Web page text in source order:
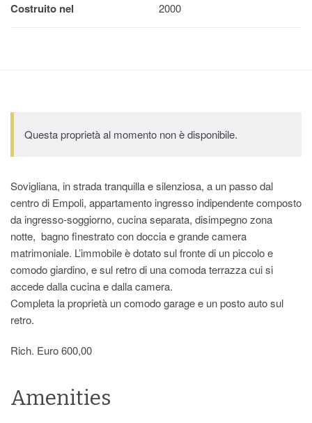
Costruito nel 2000
Questa proprietà al momento non è disponibile.
Sovigliana, in strada tranquilla e silenziosa, a un passo dal
centro di Empoli, appartamento ingresso indipendente composto
da ingresso-soggiorno, cucina separata, disimpegno zona
notte, bagno finestrato con doccia e grande camera
matrimoniale. L’immobile è dotato sul fronte di un piccolo e
comodo giardino, e sul retro di una comoda terrazza cui si
accede dalla cucina e dalla camera.
Completa la proprietà un comodo garage e un posto auto sul
retro.
Rich. Euro 600,00
Amenities